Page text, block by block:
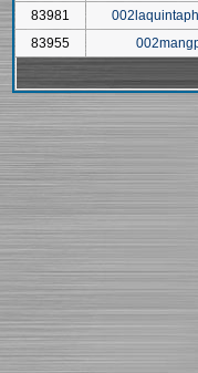
83981
83955